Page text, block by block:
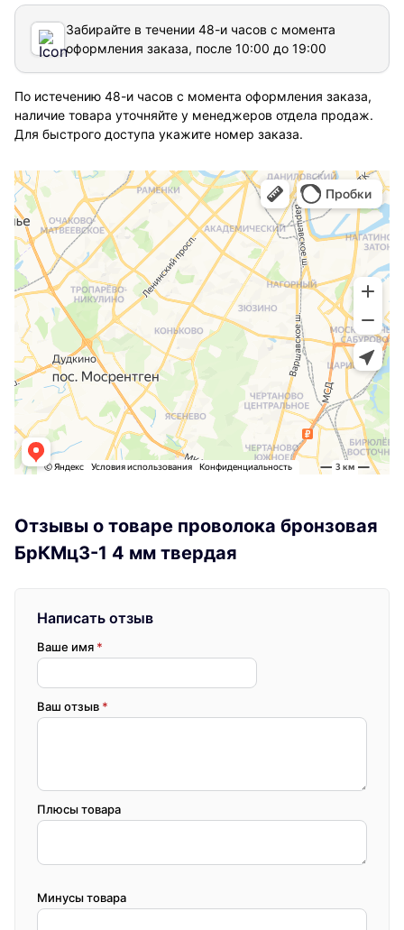
Забирайте в течении 48-и часов с момента
оформления заказа, после 10:00 до 19:00
По истечению 48-и часов с момента оформления заказа,
наличие товара уточняйте у менеджеров отдела продаж.
Для быстрого доступа укажите номер заказа.
Отзывы о товаре проволока бронзовая
БрКМц3-1 4 мм твердая
Написать отзыв
Ваше имя *
Ваш отзыв *
Плюсы товара
Минусы товара